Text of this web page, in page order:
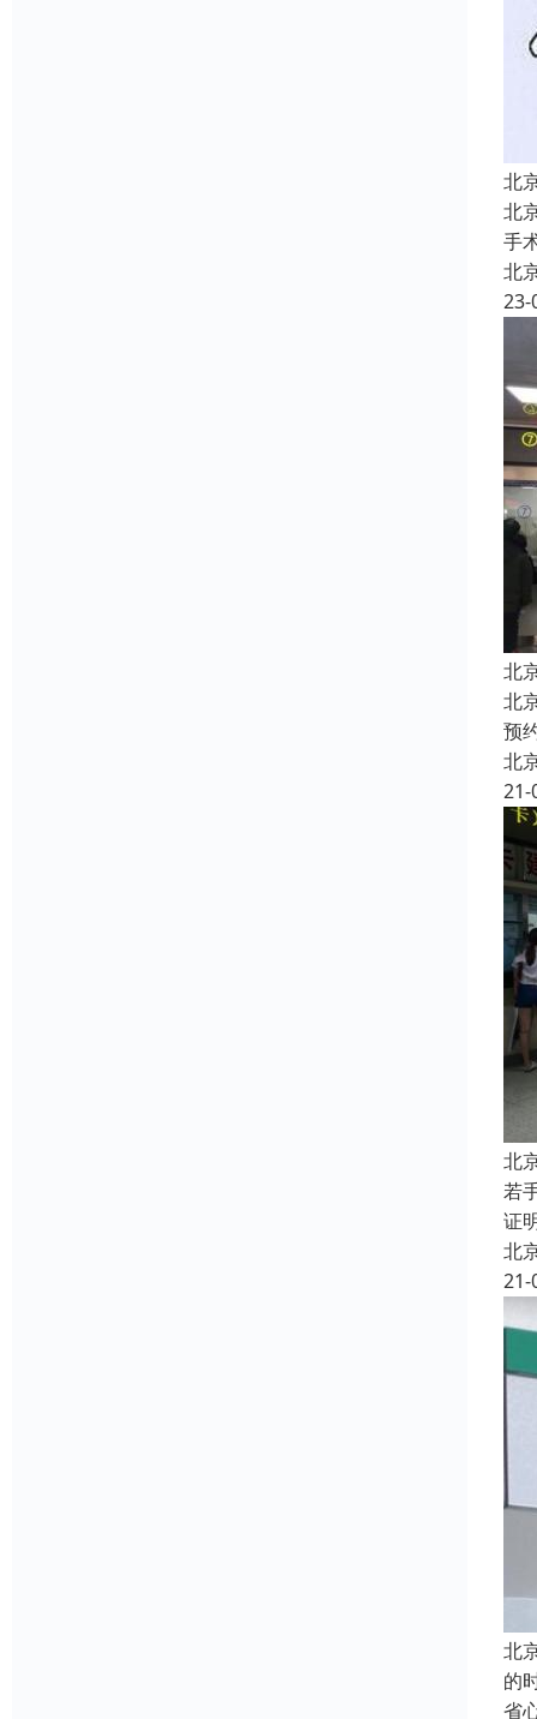
北
北
手
北
23-
北
北
预
北
21-
北
若
证
北
21-
北
的
省